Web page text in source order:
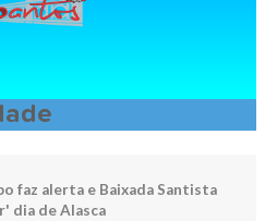
faz alerta e Baixada Santista
dia de Alasca